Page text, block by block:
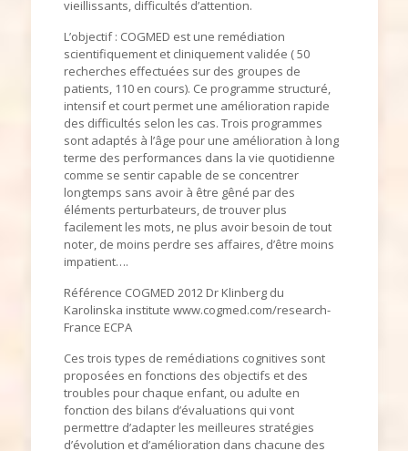
vieillissants, difficultés d’attention.
L’objectif : COGMED est une remédiation
scientifiquement et cliniquement validée ( 50
recherches effectuées sur des groupes de
patients, 110 en cours). Ce programme structuré,
intensif et court permet une amélioration rapide
des difficultés selon les cas. Trois programmes
sont adaptés à l’âge pour une amélioration à long
terme des performances dans la vie quotidienne
comme se sentir capable de se concentrer
longtemps sans avoir à être gêné par des
éléments perturbateurs, de trouver plus
facilement les mots, ne plus avoir besoin de tout
noter, de moins perdre ses affaires, d’être moins
impatient….
Référence COGMED 2012 Dr Klinberg du
Karolinska institute www.cogmed.com/research-
France ECPA
Ces trois types de remédiations cognitives sont
proposées en fonctions des objectifs et des
troubles pour chaque enfant, ou adulte en
fonction des bilans d’évaluations qui vont
permettre d’adapter les meilleures stratégies
d’évolution et d’amélioration dans chacune des